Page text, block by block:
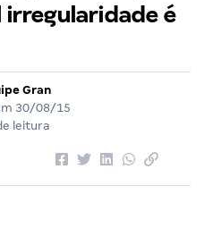
irregularidade é
Gran
30/08/15
leitura